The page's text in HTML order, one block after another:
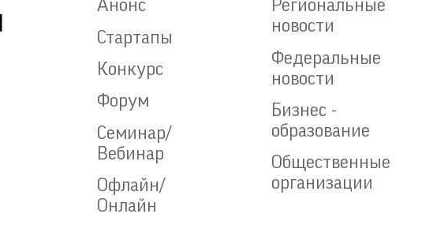
Анонс
Стартапы
Конкурс
Форум
Семинар/
Вебинар
Офлайн/
Онлайн
Региональные
новости
Федеральные
новости
Бизнес -
образование
Общественные
организации